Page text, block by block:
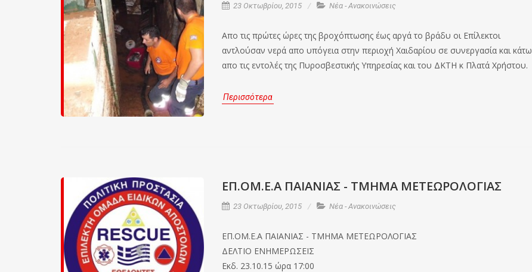
23 Οκτωβρίου, 2015 Νέα - Ανακοινώσεις
Απο τις πρώτες ώρες της βροχόπτωσης έως αργά το βράδυ οι Επίλεκτοι
αντλούσαν νερά απο υπόγεια στην περιοχή Χαιδαρίου σε συνεργασία και κάτω
απο τις εντολές της Πυροσβεστικής Υπηρεσίας και του ΔΚΤΗ κ Πλατά Χρήστου.
Περισσότερα
EΠ.ΟΜ.Ε.Α ΠΑΙΑΝΙΑΣ - ΤΜΗΜΑ ΜΕΤΕΩΡΟΛΟΓΙΑΣ
23 Οκτωβρίου, 2015 Νέα - Ανακοινώσεις
EΠ.ΟΜ.Ε.Α ΠΑΙΑΝΙΑΣ - ΤΜΗΜΑ ΜΕΤΕΩΡΟΛΟΓΙΑΣ
ΔΕΛΤΙΟ ΕΝΗΜΕΡΩΣΕΙΣ
Εκδ. 23.10.15 ώρα 17:00